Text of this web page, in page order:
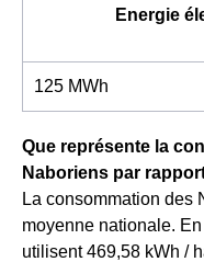
Energie
125 MWh
Que représente la
Naboriens par
La consommation des
moyenne nationale.
utilisent 469,58 kWh /